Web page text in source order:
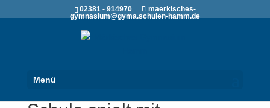
02381 - 914970
maerkisches-
gymnasium@gyma.schulen-hamm.de
Menü